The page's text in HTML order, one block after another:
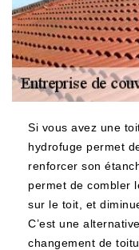
Si vous avez une
hydrofuge permet
renforcer son
permet de combler
sur le toit, et
C’est une
changement de